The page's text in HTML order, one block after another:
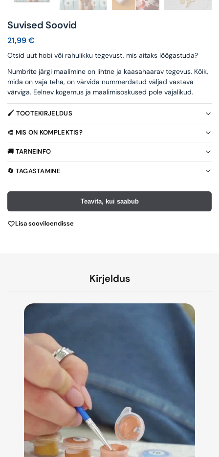
Suvised Soovid
21,99€
Otsid uut hobi või rahulikku tegevust, mis aitaks lõõgastuda?
Numbrite järgi maalimine on lihtne ja kaasahaarav tegevus. Kõik,
mida on vaja teha, on värvida nummerdatud väljad vastava
värviga. Eelnev kogemus ja maalimisoskused pole vajalikud.
🖌️ TOOTEKIRJELDUS
🎨 MIS ON KOMPLEKTIS?
🚚 TARNEINFO
🔄 TAGASTAMINE
Teavita, kui saabub
Lisa sooviloendisse
Kirjeldus